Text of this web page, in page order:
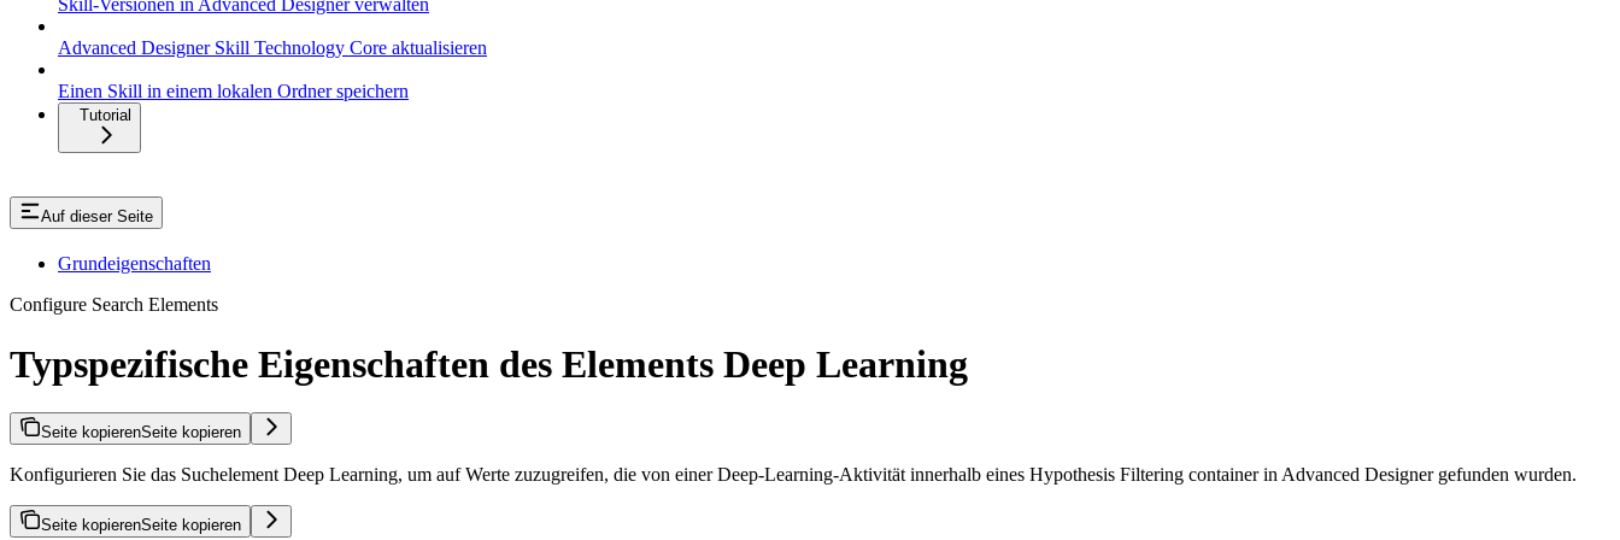
Skill-Versionen in Advanced Designer verwalten
Advanced Designer Skill Technology Core aktualisieren
Einen Skill in einem lokalen Ordner speichern
Tutorial
Auf dieser Seite
Grundeigenschaften
Configure Search Elements
Typspezifische Eigenschaften des Elements Deep Learning
Seite kopierenSeite kopieren
Konfigurieren Sie das Suchelement Deep Learning, um auf Werte zuzugreifen, die von einer Deep-Learning-Aktivität innerhalb eines Hypothesis Filtering container in Advanced Designer gefunden wurden.
Seite kopierenSeite kopieren